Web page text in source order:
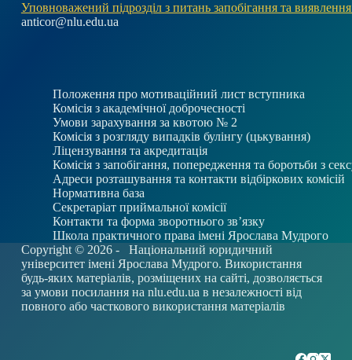
Уповноважений підрозділ з питань запобігання та виявлення
anticor@nlu.edu.ua
Положення про мотиваційний лист вступника
Комісія з академічної доброчесності
Умови зарахування за квотою № 2
Комісія з розгляду випадків булінгу (цькування)
Ліцензування та акредитація
Комісія з запобігання, попередження та боротьби з
Адреси розташування та контакти відбіркових комісій
Нормативна база
Секретаріат приймальної комісії
Контакти та форма зворотнього зв’язку
Школа практичного права імені Ярослава Мудрого
Copyright © 2026 - Національний юридичний
університет імені Ярослава Мудрого. Використання
будь-яких матеріалів, розміщених на сайті, дозволяється
за умови посилання на nlu.edu.ua в незалежності від
повного або часткового використання матеріалів